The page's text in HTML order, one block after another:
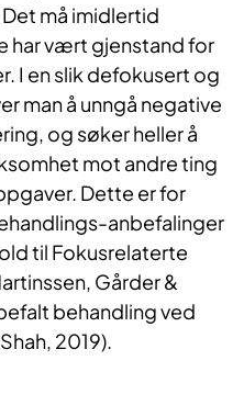
må imidlertid
har vært gjenstand for
I en slik defokusert og
man å unngå negative
og søker heller å
mot andre ting
Dette er for
anbefalinger
til Fokusrelaterte
Gårder &
behandling ved
2019).